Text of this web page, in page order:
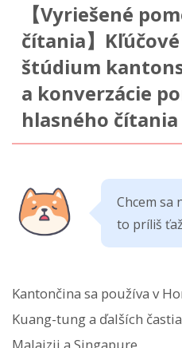
【Vyriešené
čítania】
štúdium
a konverzácie
hlasného čítania
Chcem sa
to príliš
Kantončina sa používa v
Kuang-tung a ďalších
Malajzii a Singapure.